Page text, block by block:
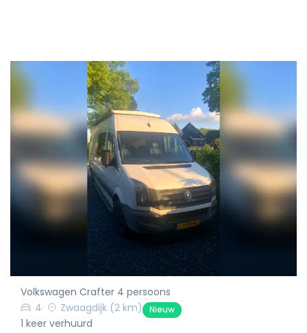
Volkswagen Crafter 4 persoons
4
Zwaagdijk (2 km) Nieuw
1 keer verhuurd